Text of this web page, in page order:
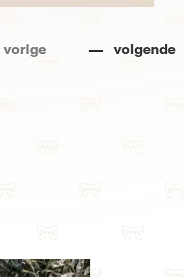
vorige volgende